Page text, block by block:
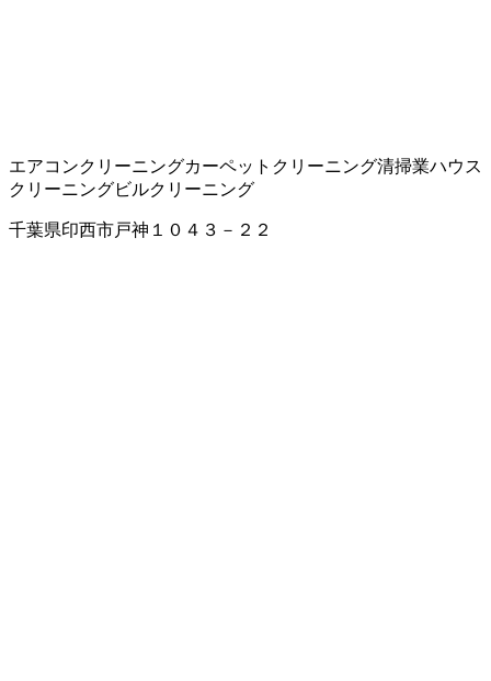
エアコンクリーニングカーペットクリーニング清掃業ハウス
クリーニングビルクリーニング
千葉県印西市戸神１０４３－２２